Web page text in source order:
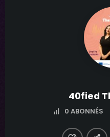
40fied
0 ABONNÉS